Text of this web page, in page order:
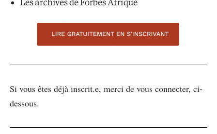
Si vous êtes déjà inscrit.e, merci de vous connecter, ci-
dessous.